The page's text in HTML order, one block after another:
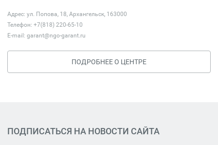
Адрес: ул. Попова, 18, Архангельск, 163000
Телефон: +7(818) 220-65-10
E-mail: garant@ngo-garant.ru
ПОДРОБНЕЕ О ЦЕНТРЕ
ПОДПИСАТЬСЯ НА НОВОСТИ САЙТА